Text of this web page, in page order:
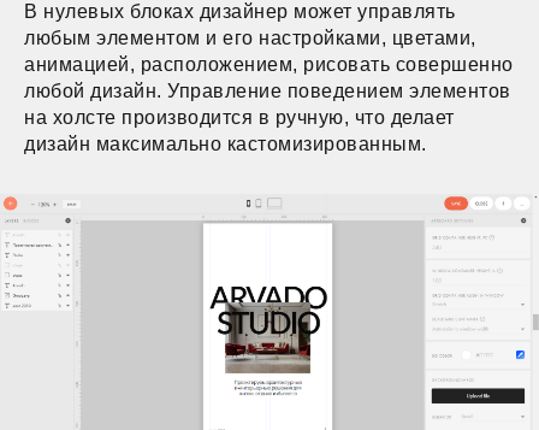
В нулевых блоках дизайнер может управлять
любым элементом и его настройками, цветами,
анимацией, расположением, рисовать совершенно
любой дизайн. Управление поведением элементов
на холсте производится в ручную, что делает
дизайн максимально кастомизированным.